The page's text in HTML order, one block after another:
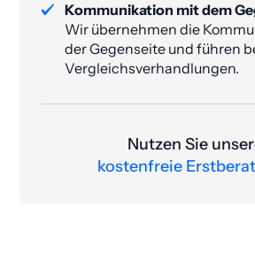
Kommunikation mit dem
Wir übernehmen die
der Gegenseite und führen
Vergleichsverhandlungen.
Nutzen Sie
kostenfreie